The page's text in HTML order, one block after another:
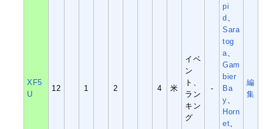
XF5
U
12 1 2 4 米
イベ
ン
ト、
ラン
キン
グ
-
pi
d 、
Sara
tog
a、
Gam
bier
Ba
y、
Horn
et、
編
集